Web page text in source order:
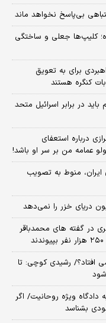
بی‌پاسخ نخواهد ماند
کلیپ‌ها جعلی و ساختگی
برای به تعویق
کنگره هستند
در برابر اسرائیل متحد
درباره استعفای
عمامه من بر سر او باشد!
منوط به تصویب
دریای خزر را نمی‌دهد
و کیفری در گفته های محمدباقر
افتاد؟/ رشیدی کوچی: تا
دادگاه ویژه روحانیت/ اگر
بشناسد